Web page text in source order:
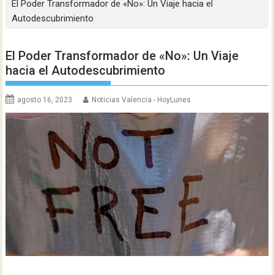
El Poder Transformador de «No»: Un Viaje hacia el
Autodescubrimiento
El Poder Transformador de «No»: Un Viaje
hacia el Autodescubrimiento
agosto 16, 2023 Noticias Valencia - HoyLunes